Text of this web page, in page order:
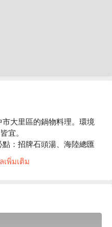
大里區的鍋物料理。環境
宜。
：招牌石頭湯、海陸總匯
點選擇豐富，價格親民，
เพิ่มเติม